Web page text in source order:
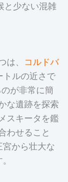
と少ない混雑
は、 コルドバ
トルの近さで
が非常に簡
な遺跡を探索
スキータを鑑
わせること
から壮大な